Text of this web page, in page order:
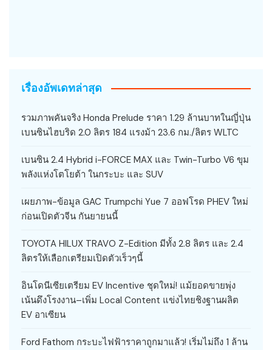
เรื่องอัพเดทล่าสุด
รวมภาพคันจริง Honda Prelude ราคา 1.29 ล้านบาทในญี่ปุ่น
เบนซินไฮบริด 2.0 ลิตร 184 แรงม้า 23.6 กม./ลิตร WLTC
เบนซิน 2.4 Hybrid i-FORCE MAX และ Twin-Turbo V6 ขุม
พลังแห่งโตโยต้า ในกระบะ และ SUV
เผยภาพ-ข้อมูล GAC Trumpchi Yue 7 ออฟโรด PHEV ใหม่
ก่อนเปิดตัวจีน กันยายนนี้
TOYOTA HILUX TRAVO Z-Edition มีทั้ง 2.8 ลิตร และ 2.4
ลิตรให้เลือกเตรียมเปิดตัวเร็วๆนี้
อินโดนีเซียเตรียม EV Incentive ชุดใหม่! แม้ยอดขายพุ่ง
เน้นดึงโรงงาน–เพิ่ม Local Content แข่งไทยชิงฐานผลิต
EV อาเซียน
Ford Fathom กระบะไฟฟ้าราคาถูกมาแล้ว! เริ่มไม่ถึง 1 ล้าน